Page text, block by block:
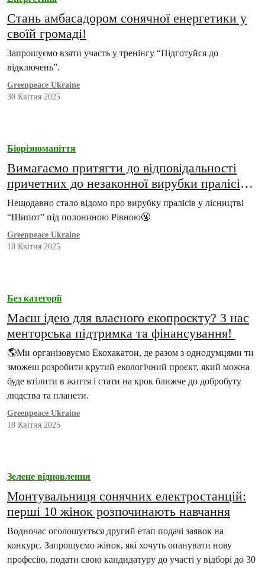
Стань амбасадором сонячної енергетики у
своїй громаді!
Запрошуємо взяти участь у тренінгу “Підготуйся до
відключень”.
Greenpeace Ukraine
30 Квітня 2025
Біорізноманіття
Вимагаємо притягти до відповідальності
причетних до незаконної вирубки пралісів у
Карпатах
Нещодавно стало відомо про вирубку пралісів у лісництві
“Шипот” під полониною Рівною🤬
Greenpeace Ukraine
18 Квітня 2025
Без категорії
Маєш ідею для власного екопроєкту? З нас
менторська підтримка та фінансування!
🌎Ми організовуємо Екохакатон, де разом з однодумцями ти
зможеш розробити крутий екологічний проєкт, який можна
буде втілити в життя і стати на крок ближче до добробуту
людства та планети.
Greenpeace Ukraine
18 Квітня 2025
Зелене відновлення
Монтувальниця сонячних електростанцій:
перші 10 жінок розпочинають навчання
Водночас оголошується другий етап подачі заявок на
конкурс. Запрошуємо жінок, які хочуть опанувати нову
професію, подати свою кандидатуру до участі у відборі до 30